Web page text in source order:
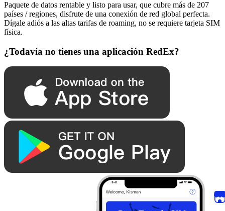
Paquete de datos rentable y listo para usar, que cubre más de 207
países / regiones, disfrute de una conexión de red global perfecta.
Dígale adiós a las altas tarifas de roaming, no se requiere tarjeta SIM
física.
¿Todavía no tienes una aplicación RedEx?